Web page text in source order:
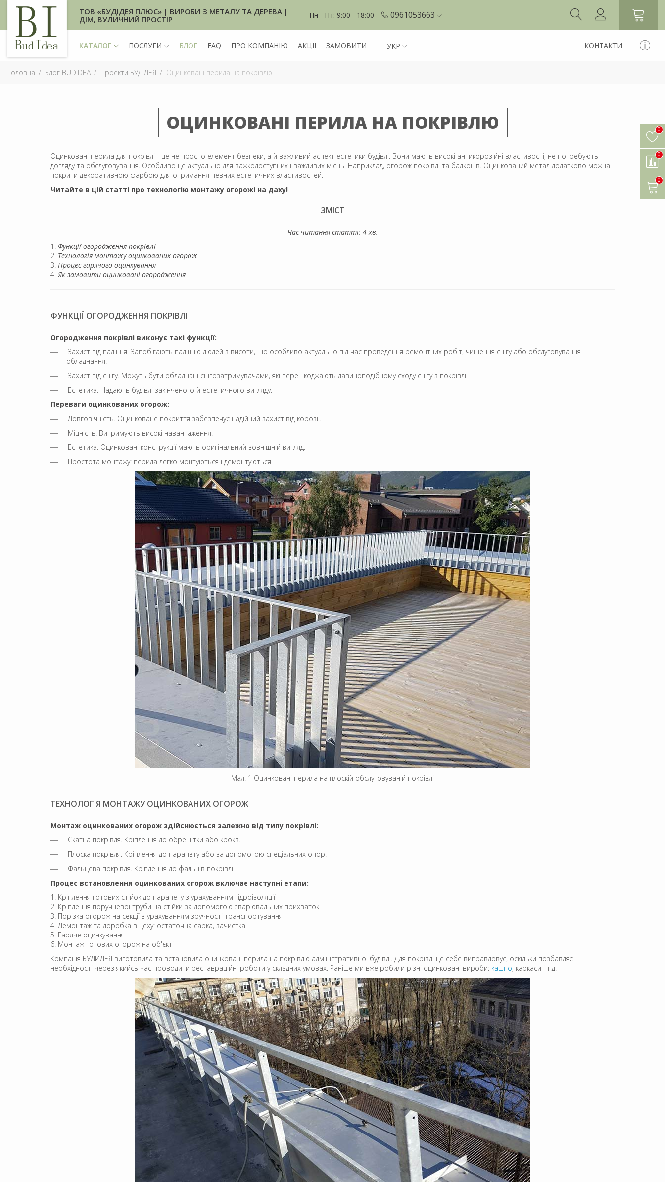
ТОВ «БУДІДЕЯ ПЛЮС» | ВИРОБИ З МЕТАЛУ ТА ДЕРЕВА |
ДІМ, ВУЛИЧНИЙ ПРОСТІР
Пн - Пт: 9:00 - 18:00 0961053663
КАТАЛОГ ПОСЛУГИ БЛОГ FAQ ПРО КОМПАНІЮ АКЦІЇ ЗАМОВИТИ УКР КОНТАКТИ
Головна Блог BUDIDEA Проекти БУДІДЕЯ Оцинковані перила на покрівлю
ОЦИНКОВАНІ ПЕРИЛА НА ПОКРІВЛЮ
Оцинковані перила для покрівлі - це не просто елемент безпеки, а й важливий аспект естетики будівлі. Вони мають високі антикорозійні властивості, не потребують
догляду та обслуговування. Особливо це актуально для важкодоступних і важливих місць. Наприклад, огорож покрівлі та балконів. Оцинкований метал додатково можна
покрити декоративною фарбою для отримання певних естетичних властивостей.
Читайте в цій статті про технологію монтажу огорожі на даху!
ЗМІСТ
Час читання статті: 4 хв.
Функції огородження покрівлі
Технологія монтажу оцинкованих огорож
Процес гарячого оцинкування
Як замовити оцинковані огородження
ФУНКЦІЇ ОГОРОДЖЕННЯ ПОКРІВЛІ
Огородження покрівлі виконує такі функції:
Захист від падіння. Запобігають падінню людей з висоти, що особливо актуально під час проведення ремонтних робіт, чищення снігу або обслуговування
обладнання.
Захист від снігу. Можуть бути обладнані снігозатримувачами, які перешкоджають лавиноподібному сходу снігу з покрівлі.
Естетика. Надають будівлі закінченого й естетичного вигляду.
Переваги оцинкованих огорож:
Довговічність. Оцинковане покриття забезпечує надійний захист від корозії.
Міцність: Витримують високі навантаження.
Естетика. Оцинковані конструкції мають оригінальний зовнішній вигляд.
Простота монтажу: перила легко монтуються і демонтуються.
Мал. 1 Оцинковані перила на плоскій обслуговуваній покрівлі
ТЕХНОЛОГІЯ МОНТАЖУ ОЦИНКОВАНИХ ОГОРОЖ
Монтаж оцинкованих огорож здійснюється залежно від типу покрівлі:
Скатна покрівля. Кріплення до обрешітки або крокв.
Плоска покрівля. Кріплення до парапету або за допомогою спеціальних опор.
Фальцева покрівля. Кріплення до фальців покрівлі.
Процес встановлення оцинкованих огорож включає наступні етапи:
Кріплення готових стійок до парапету з урахуванням гідроізоляції
Кріплення поручневої труби на стійки за допомогою зварювальних прихваток
Порізка огорож на секції з урахуванням зручності транспортування
Демонтаж та доробка в цеху: остаточна сарка, зачистка
Гаряче оцинкування
Монтаж готових огорож на об'єкті
Компанія БУДИДЕЯ виготовила та встановила оцинковані перила на покрівлю адміністративної будівлі. Для покрівлі це себе виправдовує, оскільки позбавляє
необхідності через якийсь час проводити реставраційні роботи у складних умовах. Раніше ми вже робили різні оцинковані вироби: кашпо, каркаси і т.д.
0
0
0